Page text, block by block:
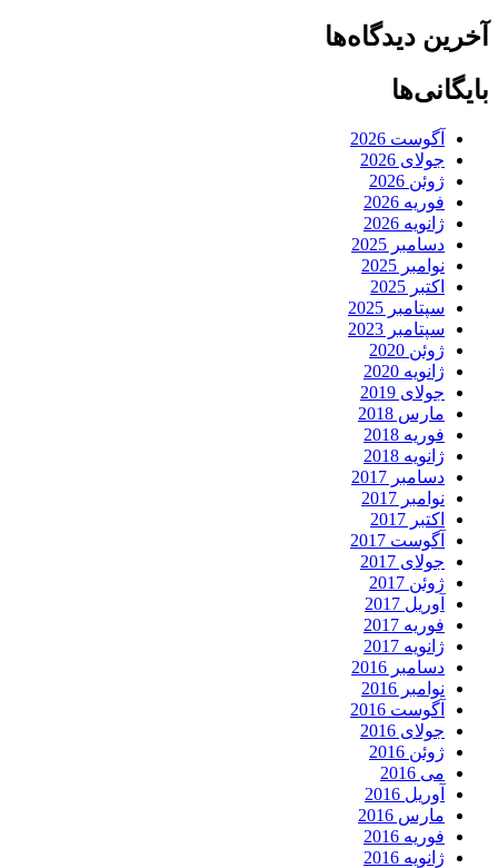
آخرین دیدگاه‌ها
بایگانی‌ها
آگوست 2026
جولای 2026
ژوئن 2026
فوریه 2026
ژانویه 2026
دسامبر 2025
نوامبر 2025
اکتبر 2025
سپتامبر 2025
سپتامبر 2023
ژوئن 2020
ژانویه 2020
جولای 2019
مارس 2018
فوریه 2018
ژانویه 2018
دسامبر 2017
نوامبر 2017
اکتبر 2017
آگوست 2017
جولای 2017
ژوئن 2017
آوریل 2017
فوریه 2017
ژانویه 2017
دسامبر 2016
نوامبر 2016
آگوست 2016
جولای 2016
ژوئن 2016
می 2016
آوریل 2016
مارس 2016
فوریه 2016
ژانویه 2016